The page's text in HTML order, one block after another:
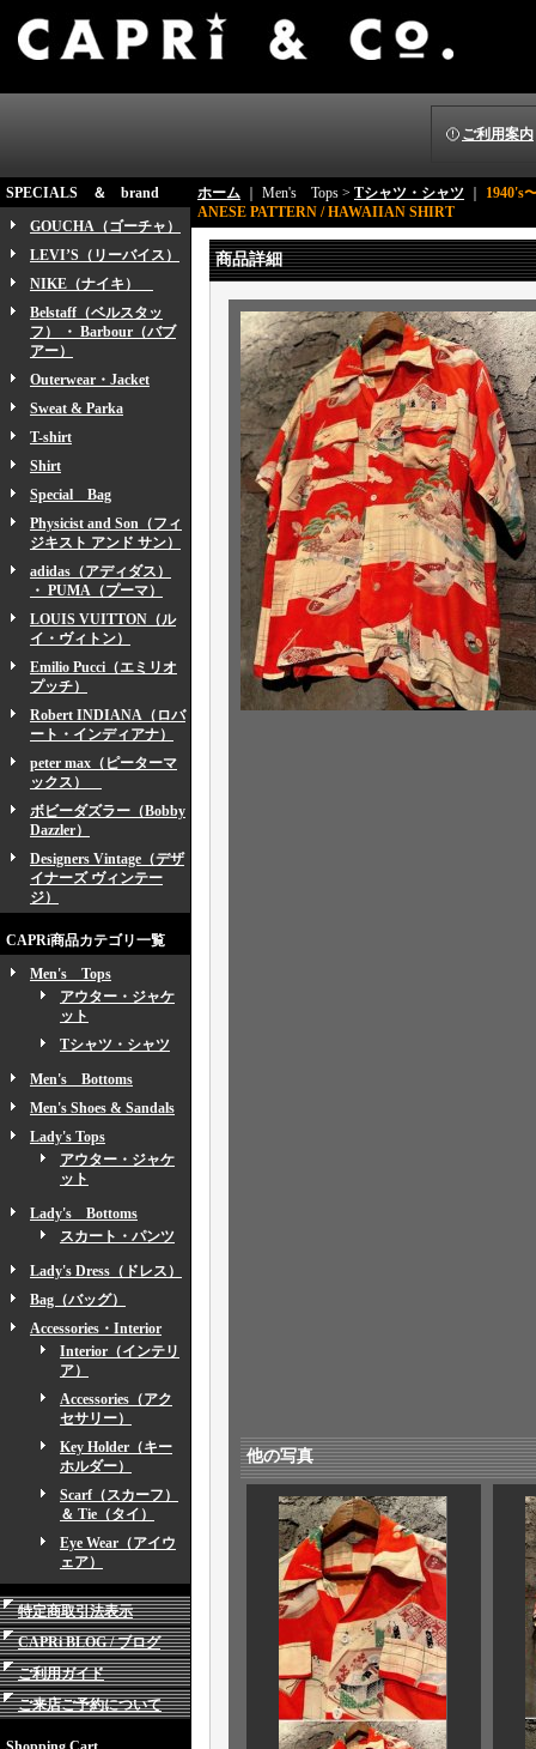
ご利用案内
SPECIALS ＆ brand
GOUCHA（ゴーチャ）
LEVI’S（リーバイス）
NIKE（ナイキ）
Belstaff（ベルスタッ
フ） ・ Barbour（バブ
アー）
Outerwear・Jacket
Sweat & Parka
T-shirt
Shirt
Special Bag
Physicist and Son（フィ
ジキスト アンド サン）
adidas（アディダス）
・ PUMA（プーマ）
LOUIS VUITTON（ル
イ・ヴィトン）
Emilio Pucci（エミリオ
プッチ）
Robert INDIANA（ロバ
ート・インディアナ）
peter max（ピーターマ
ックス）
ボビーダズラー（Bobby
Dazzler）
Designers Vintage（デザ
イナーズ ヴィンテー
ジ）
CAPRi商品カテゴリ一覧
Men's Tops
アウター・ジャケ
ット
Tシャツ・シャツ
Men's Bottoms
Men's Shoes & Sandals
Lady's Tops
アウター・ジャケ
ット
Lady's Bottoms
スカート・パンツ
Lady's Dress（ドレス）
Bag（バッグ）
Accessories・Interior
Interior（インテリ
ア）
Accessories（アク
セサリー）
Key Holder（キー
ホルダー）
Scarf（スカーフ）
＆ Tie（タイ）
Eye Wear（アイウ
ェア）
特定商取引法表示
CAPRi BLOG / ブログ
ご利用ガイド
ご来店ご予約について
ホーム ｜ Men's Tops > Tシャツ・シャツ
1940's
ANESE PATTERN / HAWAIIAN SHIRT
商品詳細
他の写真